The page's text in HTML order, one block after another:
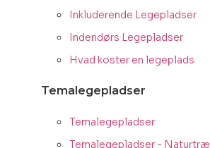
Inkluderende Legepladser
Indendørs Legepladser
Hvad koster en legeplads
Temalegepladser
Temalegepladser
Temalegepladser - Naturtræ